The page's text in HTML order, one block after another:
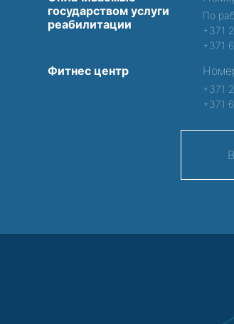
государством услуги
реабилитации
По
+371
+371
Фитнес центр
+371
+371